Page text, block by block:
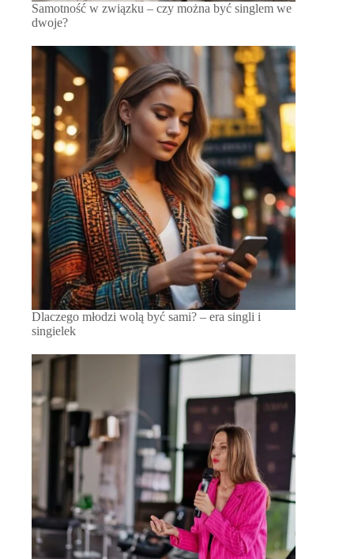
Samotność w związku – czy można być singlem we
dwoje?
Dlaczego młodzi wolą być sami? – era singli i
singielek